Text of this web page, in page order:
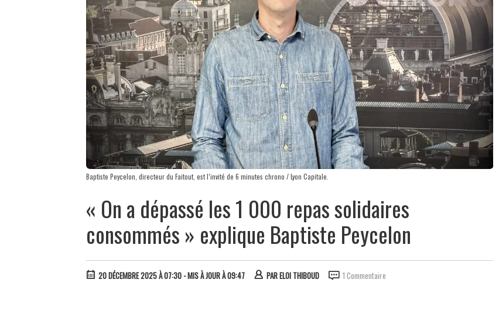
Baptiste Peycelon, directeur du Faitout, est l’invité de 6 minutes chrono / Lyon Capitale.
« On a dépassé les 1 000 repas solidaires
consommés » explique Baptiste Peycelon
20 DÉCEMBRE 2025 À 07:30 - MIS À JOUR À 09:47 PARELOI THIBOUD 1 Commentaire